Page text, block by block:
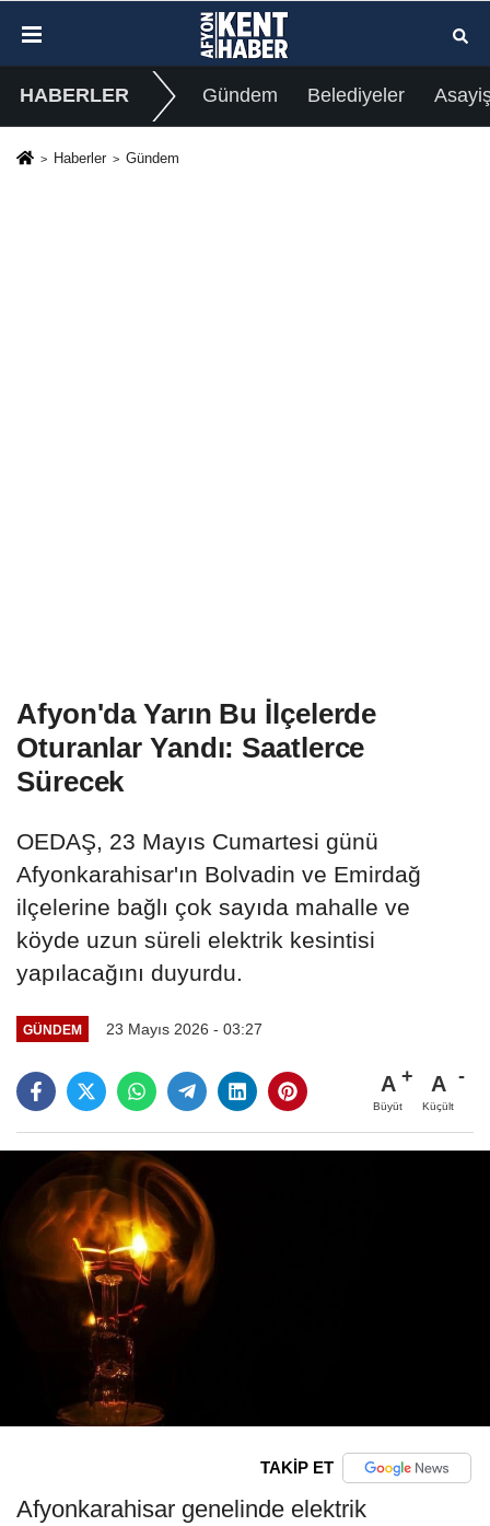
HABERLER Gündem Belediyeler
Haberler Gündem
Afyon'da Yarın Bu İlçelerde
Oturanlar Yandı: Saatlerce
Sürecek
OEDAŞ, 23 Mayıs Cumartesi günü
Afyonkarahisar'ın Bolvadin ve Emirdağ
ilçelerine bağlı çok sayıda mahalle ve
köyde uzun süreli elektrik kesintisi
yapılacağını duyurdu.
GÜNDEM 23 Mayıs 2026 - 03:27
A
Büyüt
A
Küçült
TAKİP ET
Afyonkarahisar genelinde elektrik